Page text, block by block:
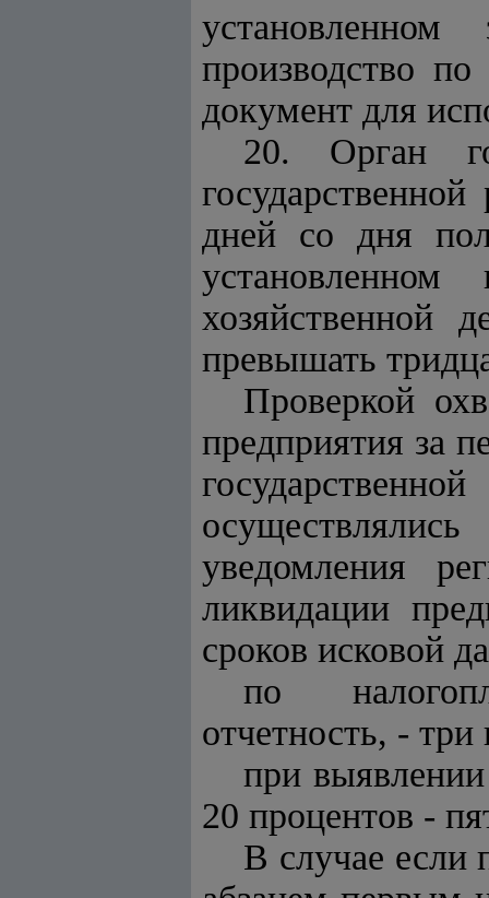
установленном
производство
документ для
20. Орган
дней со дня
хозяйственной
превышать
Проверкой
предприятия за
уведомления
ликвидации
сроков исковой
по
отчетность, - три
при
20 процентов -
В случае если